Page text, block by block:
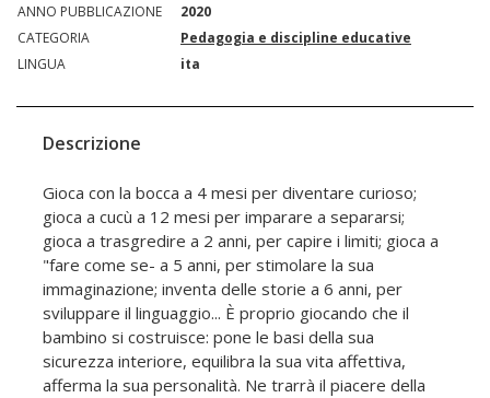
ANNO PUBBLICAZIONE
2020
CATEGORIA
Pedagogia e discipline educative
LINGUA
ita
Descrizione
Gioca con la bocca a 4 mesi per diventare curioso;
gioca a cucù a 12 mesi per imparare a separarsi;
gioca a trasgredire a 2 anni, per capire i limiti; gioca a
"fare come se- a 5 anni, per stimolare la sua
immaginazione; inventa delle storie a 6 anni, per
sviluppare il linguaggio... È proprio giocando che il
bambino si costruisce: pone le basi della sua
sicurezza interiore, equilibra la sua vita affettiva,
afferma la sua personalità. Ne trarrà il piacere della